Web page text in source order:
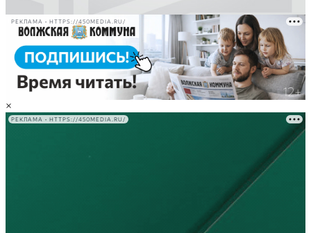
РЕКЛАМА • HTTPS://450MEDIA.RU/
×
РЕКЛАМА • HTTPS://450MEDIA.RU/